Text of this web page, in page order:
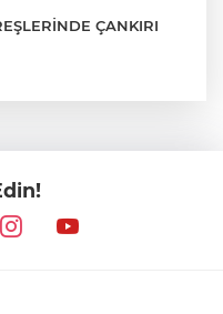
ÇANKIRI
DUALARLA